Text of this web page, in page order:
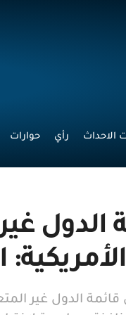
الاحداث رأي حوارات
الدول
الدول غير